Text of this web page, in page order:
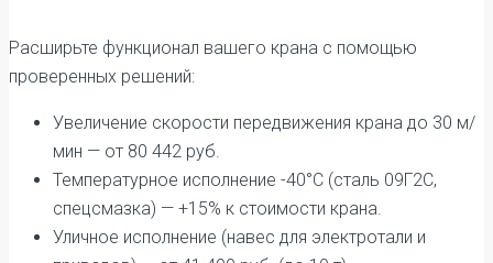
Расширьте функционал вашего крана с помощью
проверенных решений:
Увеличение скорости передвижения крана до 30 м/
мин — от 80 442 руб.
Температурное исполнение -40°C (сталь 09Г2С,
спецсмазка) — +15% к стоимости крана.
Уличное исполнение (навес для электротали и